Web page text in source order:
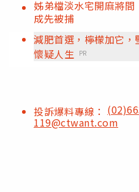
姊弟檔淡水宅開麻將
成先被捕
減肥首選，檸檬加它
懷疑人生 PR
投訴爆料專線：
119@ctwant.com